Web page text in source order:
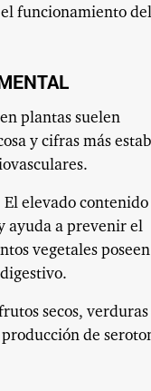
el funcionamiento del
plantas suelen
y cifras más
elevado contenido
ayuda a prevenir el
vegetales poseen
secos, verduras
de